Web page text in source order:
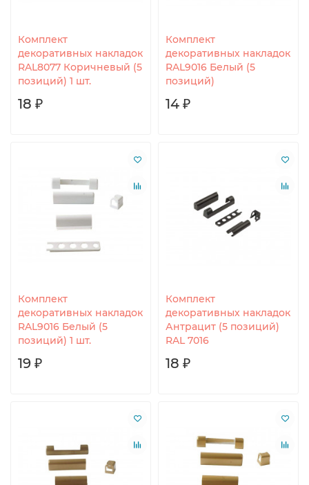
Комплект
декоративных накладок
RAL8077 Коричневый (5
позиций) 1 шт.
18 ₽
Комплект
декоративных накладок
RAL9016 Белый (5
позиций)
14 ₽
Комплект
декоративных накладок
RAL9016 Белый (5
позиций) 1 шт.
19 ₽
Комплект
декоративных накладок
Антрацит (5 позиций)
RAL 7016
18 ₽